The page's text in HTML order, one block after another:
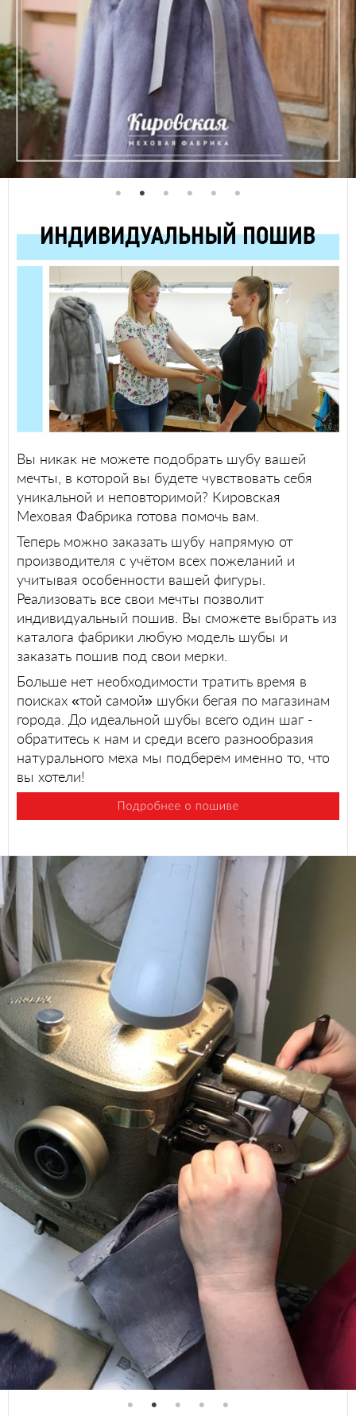
Вы никак не можете подобрать шубу вашей
мечты, в которой вы будете чувствовать себя
уникальной и неповторимой? Кировская
Меховая Фабрика готова помочь вам.
Теперь можно заказать шубу напрямую от
производителя с учётом всех пожеланий и
учитывая особенности вашей фигуры.
Реализовать все свои мечты позволит
индивидуальный пошив. Вы сможете выбрать из
каталога фабрики любую модель шубы и
заказать пошив под свои мерки.
Больше нет необходимости тратить время в
поисках «той самой» шубки бегая по магазинам
города. До идеальной шубы всего один шаг -
обратитесь к нам и среди всего разнообразия
натурального меха мы подберем именно то, что
вы хотели!